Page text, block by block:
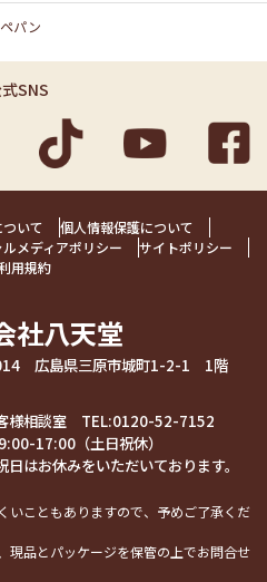
パン
SNS
いて
個人情報保護について
メディアポリシー
サイトポリシー
用規約
社八天堂
広島県三原市城町1-2-1 1階
様相談室 TEL:0120-52-7152
17:00（土日祝休）
日はお休みをいただいております。
いこともありますので、予めご了承くだ
現品とパッケージを保管の上でお問合せ